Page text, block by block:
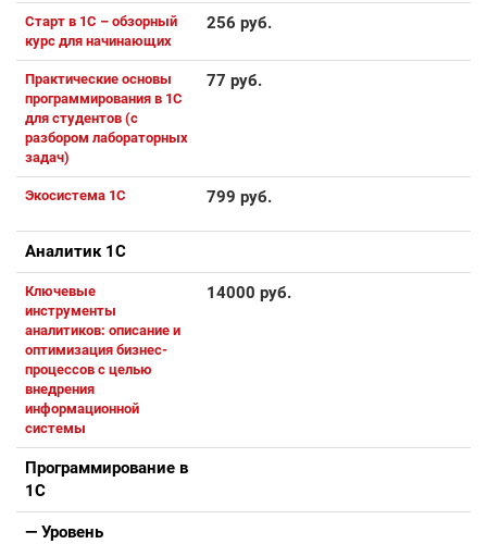
Старт в 1С – обзорный
курс для начинающих
256 руб.
Практические основы
программирования в 1С
для студентов (с
разбором лабораторных
задач)
77 руб.
Экосистема 1С 799 руб.
Аналитик 1С
Ключевые
инструменты
аналитиков: описание и
оптимизация бизнес-
процессов с целью
внедрения
информационной
системы
14000 руб.
Программирование в
1С
— Уровень